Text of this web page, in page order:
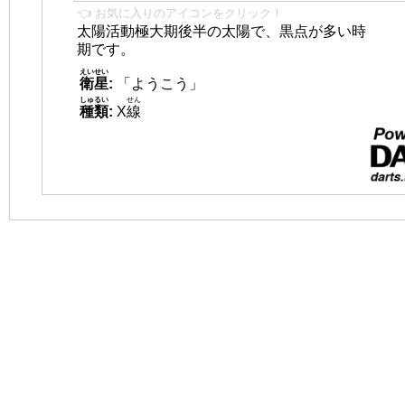
👈 お気に入りのアイコンをクリック！
太陽活動極大期後半の太陽で、黒点が多い時
期です。
衛星
えいせい
:
「ようこう」
種類
しゅるい
: X線
せん